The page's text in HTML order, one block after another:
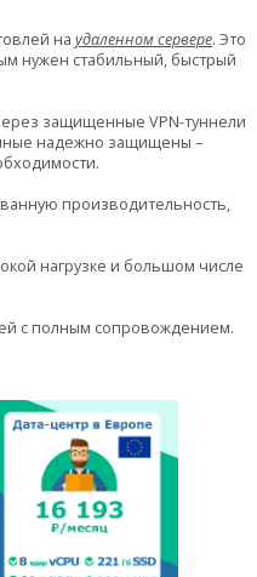
на удаленном сервере. Это
нужен стабильный, быстрый
защищенные VPN-туннели
надежно защищены –
производительность,
нагрузке и большом числе
с полным сопровождением.